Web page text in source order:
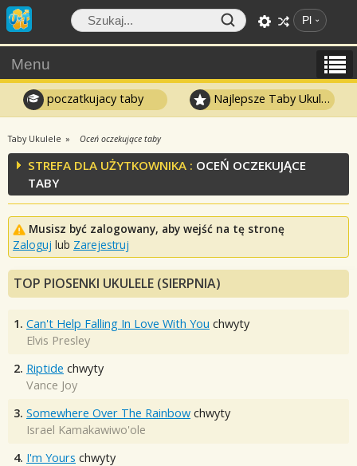
Pl
Menu
poczatkujacy taby Najlepsze Taby Ukulele
Taby Ukulele Oceń oczekujące taby
STREFA DLA UŻYTKOWNIKA : OCEŃ OCZEKUJĄCE
TABY
Musisz być zalogowany, aby wejść na tę stronę
Zaloguj lub Zarejestruj
TOP PIOSENKI UKULELE (SIERPNIA)
1. Can't Help Falling In Love With You chwyty
Elvis Presley
2. Riptide chwyty
Vance Joy
3. Somewhere Over The Rainbow chwyty
Israel Kamakawiwo'ole
4. I'm Yours chwyty